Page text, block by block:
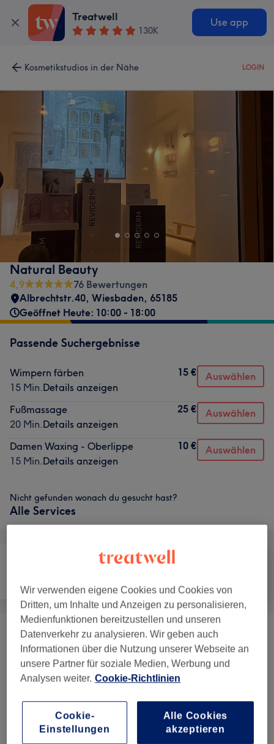
Treatwell
130K
Use app
Kosmetikstudios in der Nähe LOGIN
Natural Beauty
4,9
76 Bewertungen
Albrechtstr.40, Wiesbaden, 65185
Geöffnet Heute: 10:00 - 18:00
Passende Suchergebnisse
Wimpern färben
15 Min.Details anzeigen
15 € Auswählen
Fußmassage
20 Min.Details anzeigen
25 € Auswählen
Damen Waxing - Oberlippe
15 Min.Details anzeigen
10 € Auswählen
Nicht gefunden wonach du gesucht hast?
Alle Services
Gesichtsbehandlungen (17) ab 27 €
Augenbrauen & Wimpernbehandlungen (3) ab 13 €
Salonbewertungen
Wir verwenden eigene Cookies und Cookies von
Dritten, um Inhalte und Anzeigen zu personalisieren,
Medienfunktionen bereitzustellen und unseren
Datenverkehr zu analysieren. Wir geben auch
Informationen über die Nutzung unserer Webseite an
unsere Partner für soziale Medien, Werbung und
Analysen weiter. Cookie-Richtlinien
Cookie-
Einstellungen
Alle Cookies
akzeptieren